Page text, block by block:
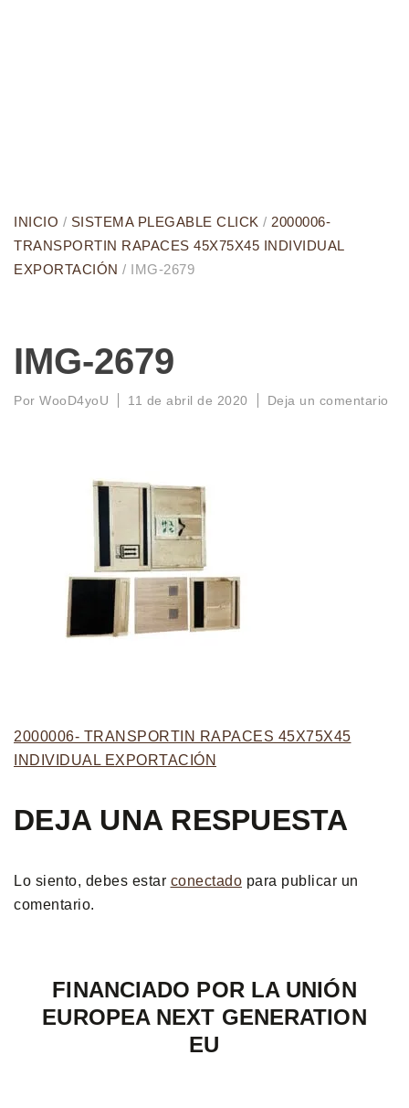
INICIO / SISTEMA PLEGABLE CLICK / 2000006-
TRANSPORTIN RAPACES 45X75X45 INDIVIDUAL
EXPORTACIÓN / IMG-2679
IMG-2679
Por WooD4yoU 11 de abril de 2020 Deja un comentario
2000006- TRANSPORTIN RAPACES 45X75X45
INDIVIDUAL EXPORTACIÓN
DEJA UNA RESPUESTA
Lo siento, debes estar conectado para publicar un
comentario.
FINANCIADO POR LA UNIÓN
EUROPEA NEXT GENERATION
EU